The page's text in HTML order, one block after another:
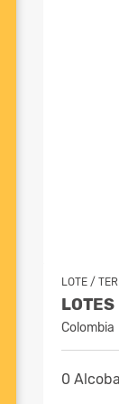
LOTE /
Colombia
0